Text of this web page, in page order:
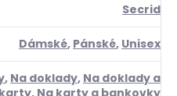
Secrid
Dámské, Pánské, Unisex
, Na doklady, Na doklady a
, Na karty a bankovky